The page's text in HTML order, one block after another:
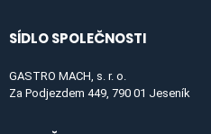
SÍDLO SPOLEČNOSTI
GASTRO MACH, s. r. o.
Za Podjezdem 449, 790 01 Jeseník